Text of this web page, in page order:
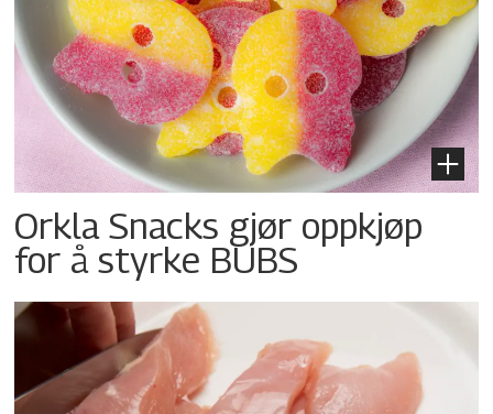
Orkla Snacks gjør oppkjøp
for å styrke BUBS